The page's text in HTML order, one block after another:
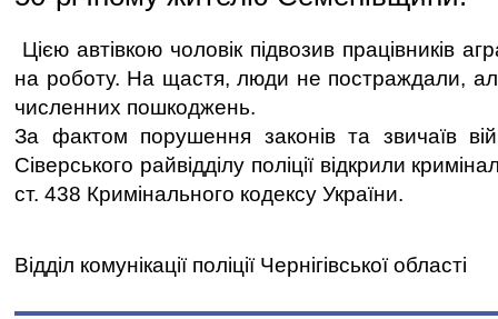
Цією автівкою чоловік підвозив працівників
на роботу. На щастя, люди не постраждали,
численних пошкоджень.
За фактом порушення законів та звичаїв
Сіверського райвідділу поліції відкрили
ст. 438 Кримінального кодексу України.
Відділ комунікації поліції Чернігівської області